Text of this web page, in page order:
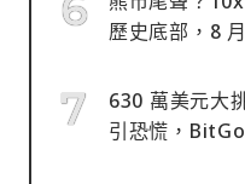
歷史底部，8
630 萬美元大
引恐慌，